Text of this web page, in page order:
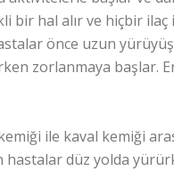
bir hal alır ve hiçbir
önce uzun
zorlanmaya başlar.
ile kaval kemiği
düz yolda